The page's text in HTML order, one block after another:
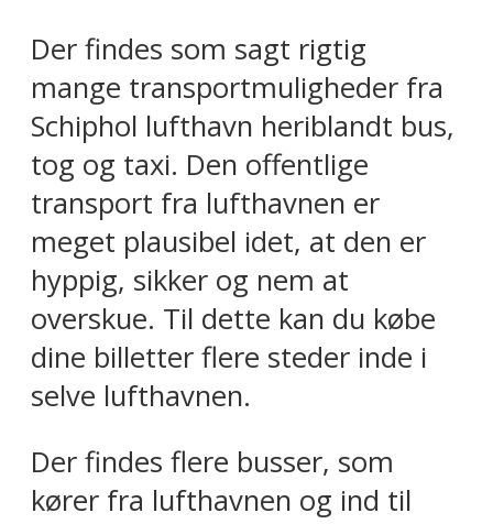
Der findes som sagt rigtig
mange transportmuligheder fra
Schiphol lufthavn heriblandt bus,
tog og taxi. Den offentlige
transport fra lufthavnen er
meget plausibel idet, at den er
hyppig, sikker og nem at
overskue. Til dette kan du købe
dine billetter flere steder inde i
selve lufthavnen.
Der findes flere busser, som
kører fra lufthavnen og ind til